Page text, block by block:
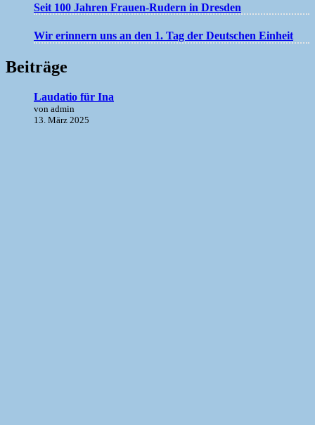
Seit 100 Jahren Frauen-Rudern in Dresden
Wir erinnern uns an den 1. Tag der Deutschen Einheit
Beiträge
Laudatio für Ina
von admin
13. März 2025